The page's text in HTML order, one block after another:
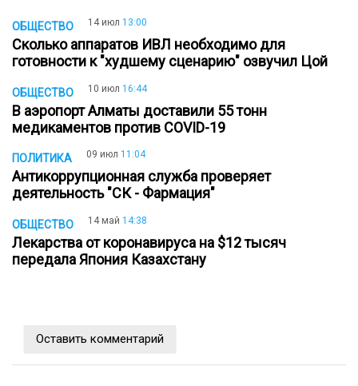
ОБЩЕСТВО 14 июл 13:00
Сколько аппаратов ИВЛ необходимо для
готовности к "худшему сценарию" озвучил Цой
ОБЩЕСТВО 10 июл 16:44
В аэропорт Алматы доставили 55 тонн
медикаментов против COVID-19
ПОЛИТИКА 09 июл 11:04
Антикоррупционная служба проверяет
деятельность "СК - Фармация"
ОБЩЕСТВО 14 май 14:38
Лекарства от коронавируса на $12 тысяч
передала Япония Казахстану
Оставить комментарий